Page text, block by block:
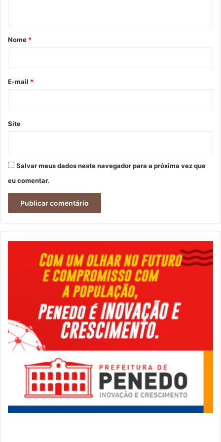
r
*
Nome *
E-mail *
Site
Salvar meus dados neste navegador para a próxima vez que
eu comentar.